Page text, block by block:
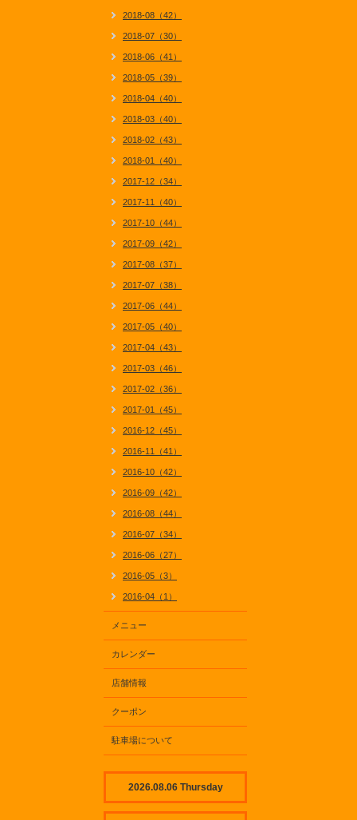
2018-08（42）
2018-07（30）
2018-06（41）
2018-05（39）
2018-04（40）
2018-03（40）
2018-02（43）
2018-01（40）
2017-12（34）
2017-11（40）
2017-10（44）
2017-09（42）
2017-08（37）
2017-07（38）
2017-06（44）
2017-05（40）
2017-04（43）
2017-03（46）
2017-02（36）
2017-01（45）
2016-12（45）
2016-11（41）
2016-10（42）
2016-09（42）
2016-08（44）
2016-07（34）
2016-06（27）
2016-05（3）
2016-04（1）
メニュー
カレンダー
店舗情報
クーポン
駐車場について
2026.08.06 Thursday